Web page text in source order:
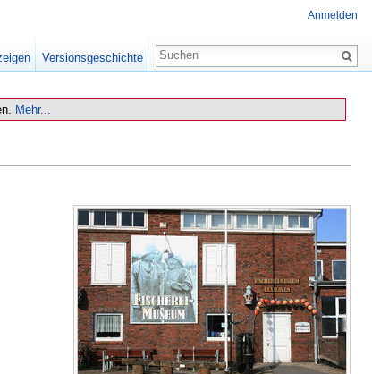
Mehr...
Anmelden
Versionsgeschichte